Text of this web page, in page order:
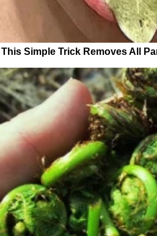
This Simple Trick Removes All